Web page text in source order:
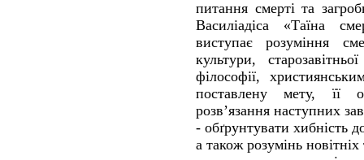
питання смерті та
Василіадіса «Таїна
виступає розуміння
культури,
філософії,
поставлену мету, її
розв’язання наступних
- обґрунтувати хибність
а також розумінь